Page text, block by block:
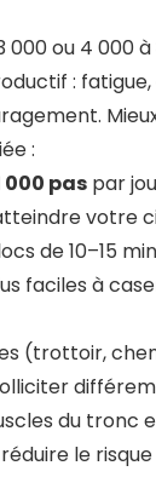
000 ou 4 000
: fatigue,
:
000 pas par
votre
de 10–15
faciles à
(trottoir,
du tronc
le